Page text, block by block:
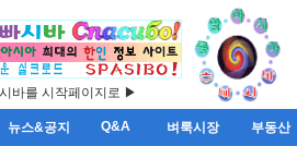
바를 시작페이지로 ▶
뉴스&공지 Q&A 벼룩시장 부동산